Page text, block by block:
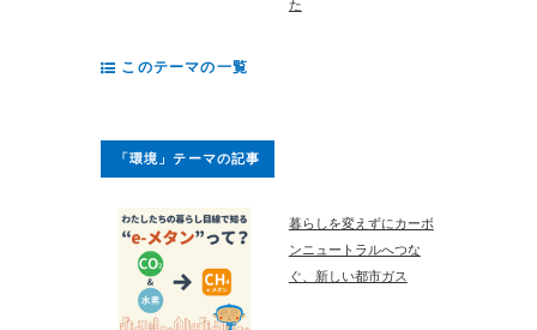
た
このテーマの一覧
「環境」テーマの記事
暮らしを変えずにカーボ
ンニュートラルへつな
ぐ、新しい都市ガス